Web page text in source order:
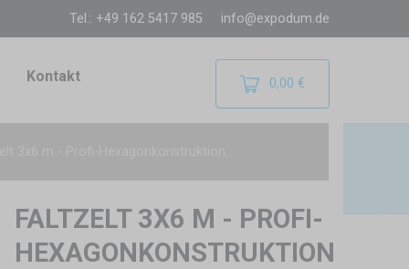
Tel.: +49 162 5417 985 info@expodum.de
Kontakt 0,00 €
FALTZELT 3X6 M - PROFI-
HEXAGONKONSTRUKTION